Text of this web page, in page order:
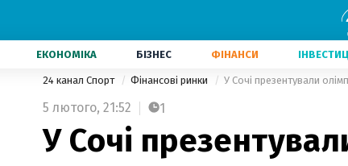
ЕКОНОМІКА БІЗНЕС ФІНАНСИ
24 канал Спорт Фінансові ринки У Сочі презентували
5 лютого, 21:52 1
У Сочі